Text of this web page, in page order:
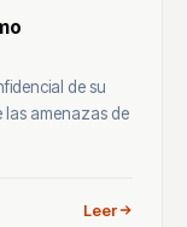
de su
las amenazas de
Leer